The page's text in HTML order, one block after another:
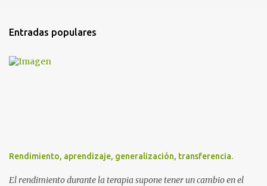
t
r
Entradas populares
Rendimiento, aprendizaje, generalización, transferencia.
El rendimiento durante la terapia supone tener un cambio en el